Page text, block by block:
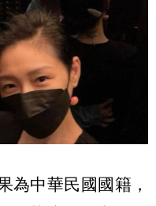
為中華民國國籍，